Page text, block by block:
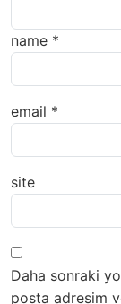
name *
email *
site
Daha sonraki
posta adresim